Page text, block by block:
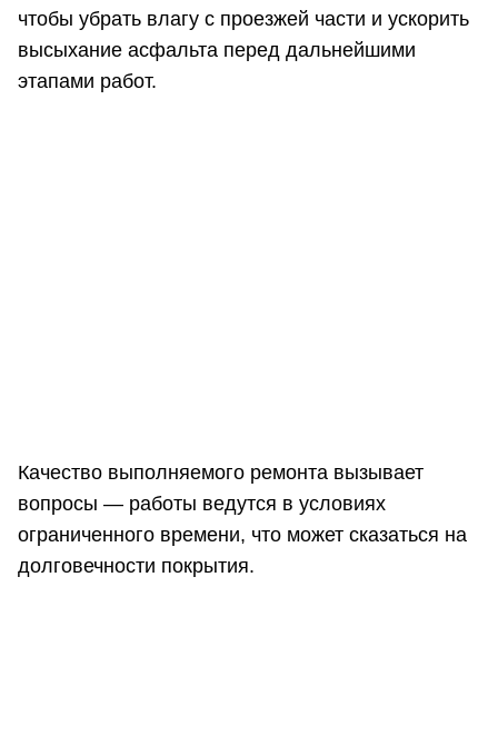
чтобы убрать влагу с проезжей части и ускорить
высыхание асфальта перед дальнейшими
этапами работ.
Качество выполняемого ремонта вызывает
вопросы — работы ведутся в условиях
ограниченного времени, что может сказаться на
долговечности покрытия.